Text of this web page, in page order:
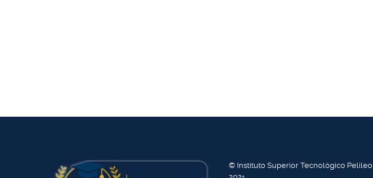
© Instituto Superior Tecnológico Pelileo